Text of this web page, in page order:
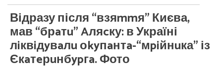
Відразу після “взяmmя” Києва,
мав “брaтu” Aляcку: в Україні
лiквiдyвaлu оkyпaнтa-“мpiйнuка” із
Єкaтeрuнбypгa. Фото